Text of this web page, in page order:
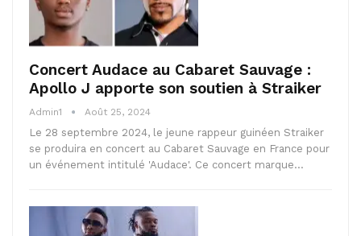
Concert Audace au Cabaret Sauvage :
Apollo J apporte son soutien à Straiker
Admin1 Août 25, 2024
Le 28 septembre 2024, le jeune rappeur guinéen Straiker
se produira en concert au Cabaret Sauvage en France pour
un événement intitulé 'Audace'. Ce concert marque…